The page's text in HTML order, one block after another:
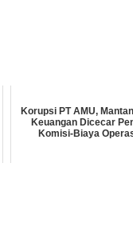
Korupsi PT AMU,
Keuangan Dicecar
Komisi-Biaya